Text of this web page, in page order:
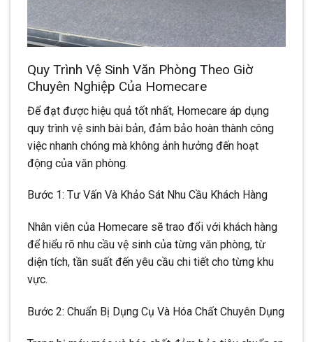
Quy Trình Vệ Sinh Văn Phòng Theo Giờ
Chuyên Nghiệp Của Homecare
Để đạt được hiệu quả tốt nhất, Homecare áp dụng
quy trình vệ sinh bài bản, đảm bảo hoàn thành công
việc nhanh chóng mà không ảnh hưởng đến hoạt
động của văn phòng.
Bước 1: Tư Vấn Và Khảo Sát Nhu Cầu Khách Hàng
Nhân viên của Homecare sẽ trao đổi với khách hàng
để hiểu rõ nhu cầu vệ sinh của từng văn phòng, từ
diện tích, tần suất đến yêu cầu chi tiết cho từng khu
vực.
Bước 2: Chuẩn Bị Dụng Cụ Và Hóa Chất Chuyên Dụng